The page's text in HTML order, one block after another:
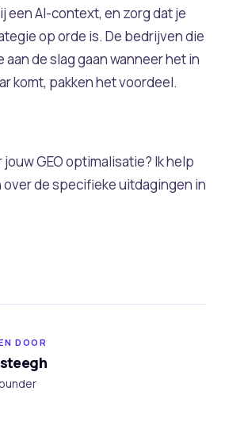
een AI-context, en zorg dat je
op orde is. De bedrijven die
aan de slag gaan wanneer het in
komt, pakken het voordeel.
GEO optimalisatie? Ik help
over de specifieke uitdagingen in
DOOR